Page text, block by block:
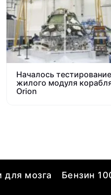
Началось тестирование
жилого модуля
Orion
для мозга Бензин